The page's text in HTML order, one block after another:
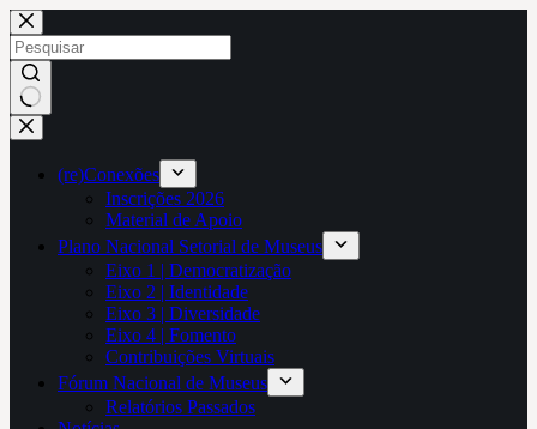
Pular
para
o
conteúdo
Sem
resultados
(re)Conexões
Inscrições 2026
Material de Apoio
Plano Nacional Setorial de Museus
Eixo 1 | Democratização
Eixo 2 | Identidade
Eixo 3 | Diversidade
Eixo 4 | Fomento
Contribuições Virtuais
Fórum Nacional de Museus
Relatórios Passados